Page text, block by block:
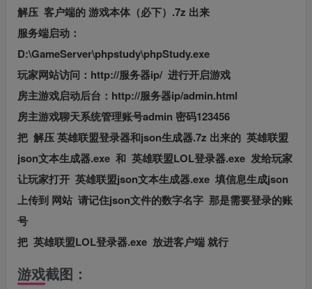
解压 客户端的 游戏本体（必下）.7z 出来
服务端启动：
D:\GameServer\phpstudy\phpStudy.exe
玩家网站访问：http://服务器ip/ 进行开启游戏
房主游戏启动后台：http://服务器ip/admin.html
房主游戏聊天系统管理账号admin 密码123456
把 解压 英雄联盟登录器和json生成器.7z 出来的 英雄联盟
json文本生成器.exe 和 英雄联盟LOL登录器.exe 发给玩家
让玩家打开 英雄联盟json文本生成器.exe 填信息生成json
上传到 网站 请记住json文件的数字名字 那是需要登录的账
号
把 英雄联盟LOL登录器.exe 放进客户端 就行
游戏截图：